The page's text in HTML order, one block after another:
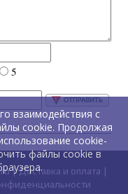
5
|Доставка и оплата |
взаимодействия с
cookie. Продолжая
cookie-
файлы cookie в